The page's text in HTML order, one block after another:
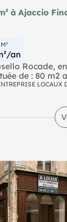
à Ajaccio
an
Rocade,
de : 80 m2
agencés, 2
en accès
2 accès
unités. Outil
LOCAUX